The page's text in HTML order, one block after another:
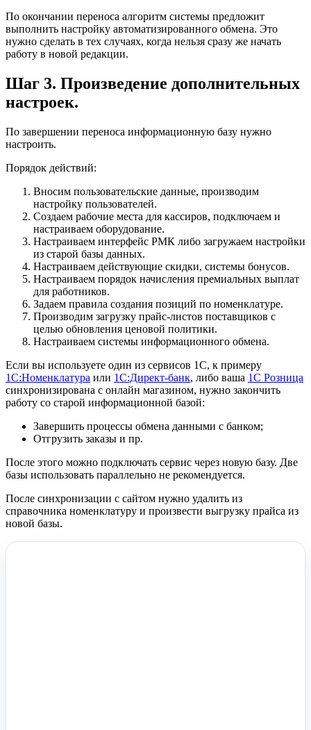
По окончании переноса алгоритм системы предложит
выполнить настройку автоматизированного обмена. Это
нужно сделать в тех случаях, когда нельзя сразу же начать
работу в новой редакции.
Шаг 3. Произведение дополнительных
настроек.
По завершении переноса информационную базу нужно
настроить.
Порядок действий:
Вносим пользовательские данные, производим
настройку пользователей.
Создаем рабочие места для кассиров, подключаем и
настраиваем оборудование.
Настраиваем интерфейс РМК либо загружаем настройки
из старой базы данных.
Настраиваем действующие скидки, системы бонусов.
Настраиваем порядок начисления премиальных выплат
для работников.
Задаем правила создания позиций по номенклатуре.
Производим загрузку прайс-листов поставщиков с
целью обновления ценовой политики.
Настраиваем системы информационного обмена.
Если вы используете один из сервисов 1С, к примеру
1С:Номенклатура или 1С:Директ-банк, либо ваша 1С Розница
синхронизирована с онлайн магазином, нужно закончить
работу со старой информационной базой:
Завершить процессы обмена данными с банком;
Отгрузить заказы и пр.
После этого можно подключать сервис через новую базу. Две
базы использовать параллельно не рекомендуется.
После синхронизации с сайтом нужно удалить из
справочника номенклатуру и произвести выгрузку прайса из
новой базы.